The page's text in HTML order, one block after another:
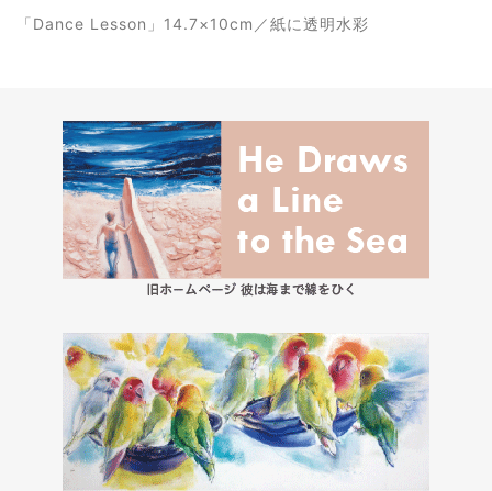
「Dance Lesson」14.7×10cm／紙に透明水彩